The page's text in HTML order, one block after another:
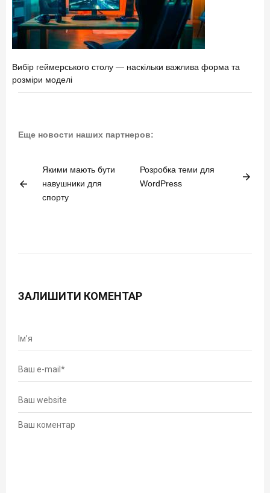
Вибір геймерського столу — наскільки важлива форма та
розміри моделі
Еще новости наших партнеров:
arrow_back
Якими мають бути
навушники для
спорту
Розробка теми для
WordPress
arrow_forward
ЗАЛИШИТИ КОМЕНТАР